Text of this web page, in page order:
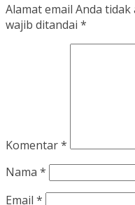
Alamat email Anda
wajib ditandai *
Komentar*
Nama *
Email *